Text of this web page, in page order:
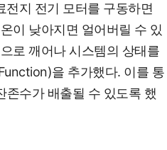
전지 전기 모터를 구동하면
이 낮아지면 얼어버릴 수 있
로 깨어나 시스템의 상태를
을 추가했다. 이를 통
존수가 배출될 수 있도록 했